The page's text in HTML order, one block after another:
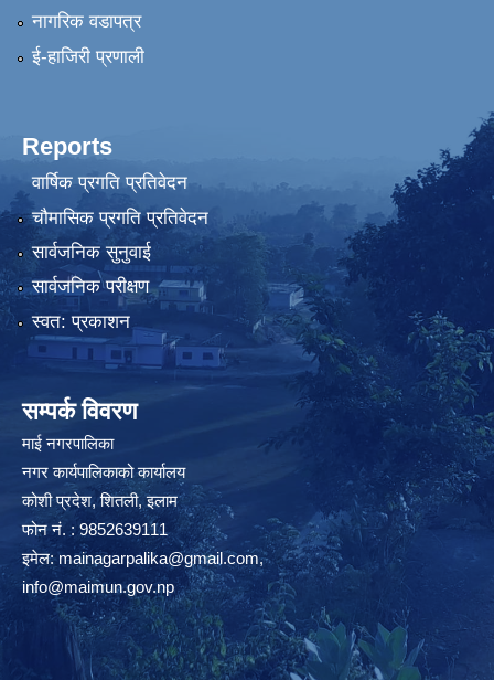
नागरिक वडापत्र
ई-हाजिरी प्रणाली
Reports
वार्षिक प्रगति प्रतिवेदन
चौमासिक प्रगति प्रतिवेदन
सार्वजनिक सुनुवाई
सार्वजनिक परीक्षण
स्वत: प्रकाशन
सम्पर्क विवरण
माई नगरपालिका
नगर कार्यपालिकाको कार्यालय
कोशी प्रदेश, शितली, इलाम
फोन नं. : 9852639111
इमेल:mainagarpalika@gmail.com,
info@maimun.gov.np